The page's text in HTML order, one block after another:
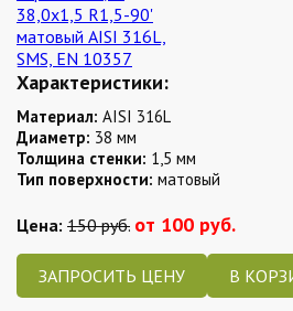
Характеристики:
Материал: AISI 316L
Диаметр: 38 мм
Толщина стенки: 1,5 мм
Тип поверхности: матовый
Цена: 150 руб. от 100 руб.
ЗАПРОСИТЬ ЦЕНУ